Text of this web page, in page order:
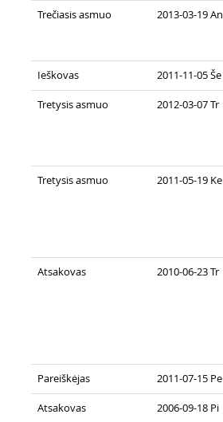
Trečiasis asmuo 2013-03-19 An
Ieškovas 2011-11-05 Še
Tretysis asmuo 2012-03-07 Tr
Tretysis asmuo 2011-05-19 Ke
Atsakovas 2010-06-23 Tr
Pareiškėjas 2011-07-15 Pe
Atsakovas 2006-09-18 Pi